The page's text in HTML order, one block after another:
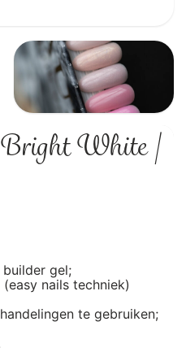
White |
gel;
nails techniek)
te gebruiken;